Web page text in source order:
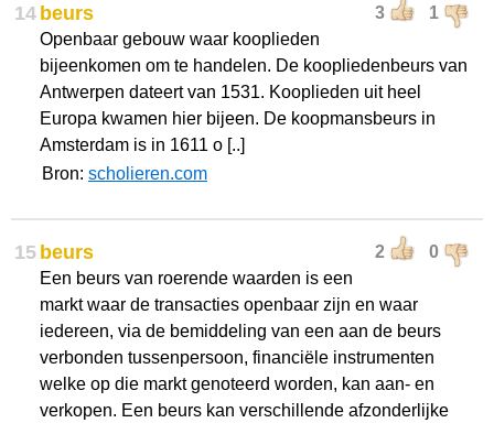
14 3 1
beurs
Openbaar gebouw waar kooplieden
bijeenkomen om te handelen. De koopliedenbeurs van
Antwerpen dateert van 1531. Kooplieden uit heel
Europa kwamen hier bijeen. De koopmansbeurs in
Amsterdam is in 1611 o [..]
Bron: scholieren.com
15 2 0
beurs
Een beurs van roerende waarden is een
markt waar de transacties openbaar zijn en waar
iedereen, via de bemiddeling van een aan de beurs
verbonden tussenpersoon, financiële instrumenten
welke op die markt genoteerd worden, kan aan- en
verkopen. Een beurs kan verschillende afzonderlijke